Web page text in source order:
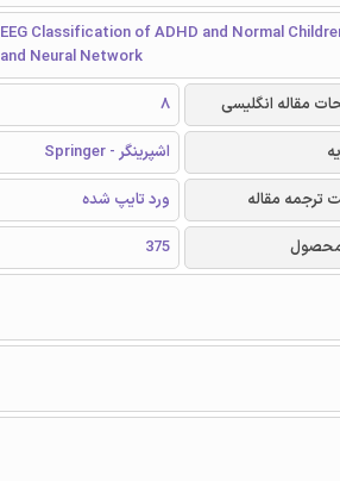
EEG Classification of ADHD and Normal
and Neural Network
مقاله انگلیسی
8
اشپرینگر - Springer
ترجمه مقاله
ورد تایپ شده
375